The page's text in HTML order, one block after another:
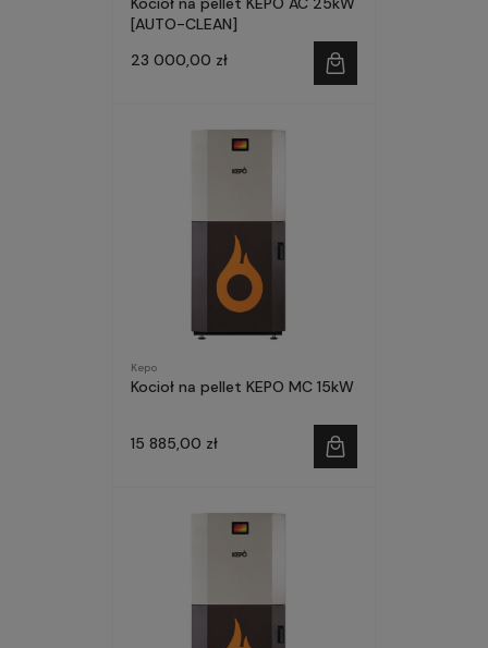
[AUTO-CLEAN]
23 000,00 zł
Kepo
Kocioł na pellet KEPO MC 15kW
15 885,00 zł